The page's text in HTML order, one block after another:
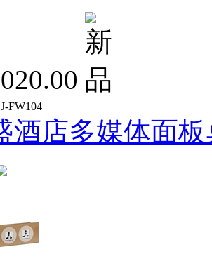
FW104
酒店多媒体面